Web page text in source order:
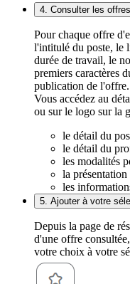
4. Consulter les
Pour chaque offre
l'intitulé du poste, le
durée de travail, le
premiers caractères
publication de l'offre.
Vous accédez au
ou sur le logo sur la
le détail du
le détail du
les modalités
la
les
5. Ajouter à votre
Depuis la page de
d'une offre
votre choix à votre